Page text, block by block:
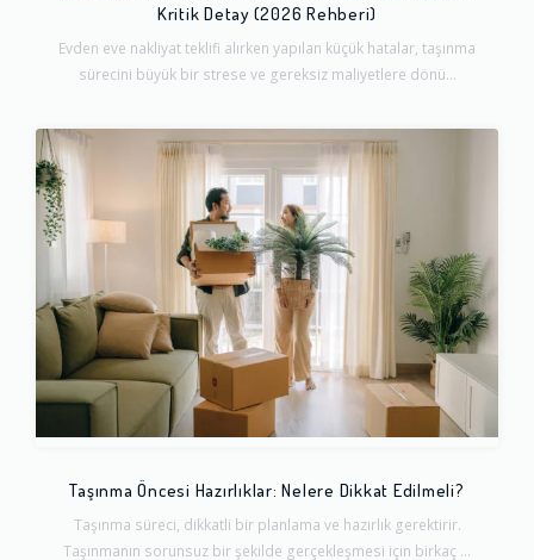
Kritik Detay (2026 Rehberi)
Evden eve nakliyat teklifi alırken yapılan küçük hatalar, taşınma
sürecini büyük bir strese ve gereksiz maliyetlere dönü...
Taşınma Öncesi Hazırlıklar: Nelere Dikkat Edilmeli?
Taşınma süreci, dikkatli bir planlama ve hazırlık gerektirir.
Taşınmanın sorunsuz bir şekilde gerçekleşmesi için birkaç ...